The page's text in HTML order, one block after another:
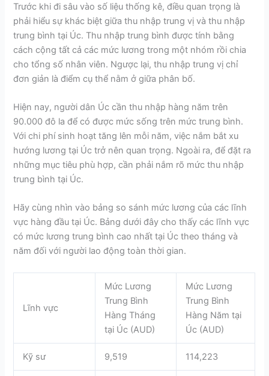
Trước khi đi sâu vào số liệu thống kê, điều quan trọng là
phải hiểu sự khác biệt giữa thu nhập trung vị và thu nhập
trung bình tại Úc. Thu nhập trung bình được tính bằng
cách cộng tất cả các mức lương trong một nhóm rồi chia
cho tổng số nhân viên. Ngược lại, thu nhập trung vị chỉ
đơn giản là điểm cụ thể nằm ở giữa phân bố.
Hiện nay, người dân Úc cần thu nhập hàng năm trên
90.000 đô la để có được mức sống trên mức trung bình.
Với chi phí sinh hoạt tăng lên mỗi năm, việc nắm bắt xu
hướng lương tại Úc trở nên quan trọng. Ngoài ra, để đặt ra
những mục tiêu phù hợp, cần phải nắm rõ mức thu nhập
trung bình tại Úc.
Hãy cùng nhìn vào bảng so sánh mức lương của các lĩnh
vực hàng đầu tại Úc. Bảng dưới đây cho thấy các lĩnh vực
có mức lương trung bình cao nhất tại Úc theo tháng và
năm đối với người lao động toàn thời gian.
Lĩnh vực
Mức Lương
Trung Bình
Hàng Tháng
tại Úc (AUD)
Mức Lương
Trung Bình
Hàng Năm tại
Úc (AUD)
Kỹ sư 9,519 114,223